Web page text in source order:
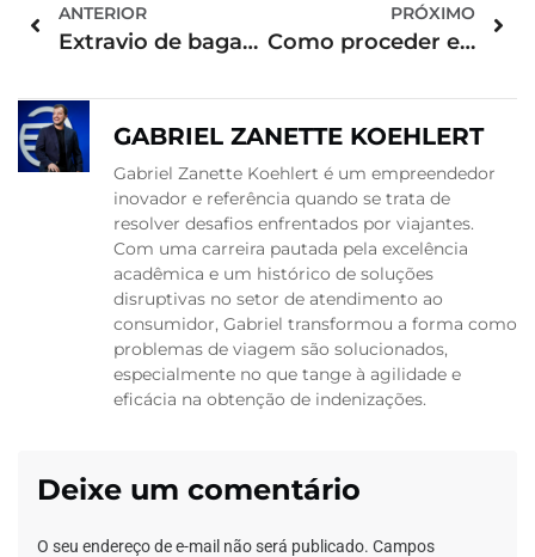
ANTERIOR
Extravio de bagagem Tap: saiba o que fazer
PRÓXIMO
Como proceder em caso de extravio de bagagem Latam?
GABRIEL ZANETTE KOEHLERT
Gabriel Zanette Koehlert é um empreendedor
inovador e referência quando se trata de
resolver desafios enfrentados por viajantes.
Com uma carreira pautada pela excelência
acadêmica e um histórico de soluções
disruptivas no setor de atendimento ao
consumidor, Gabriel transformou a forma como
problemas de viagem são solucionados,
especialmente no que tange à agilidade e
eficácia na obtenção de indenizações.
Deixe um comentário
O seu endereço de e-mail não será publicado. Campos